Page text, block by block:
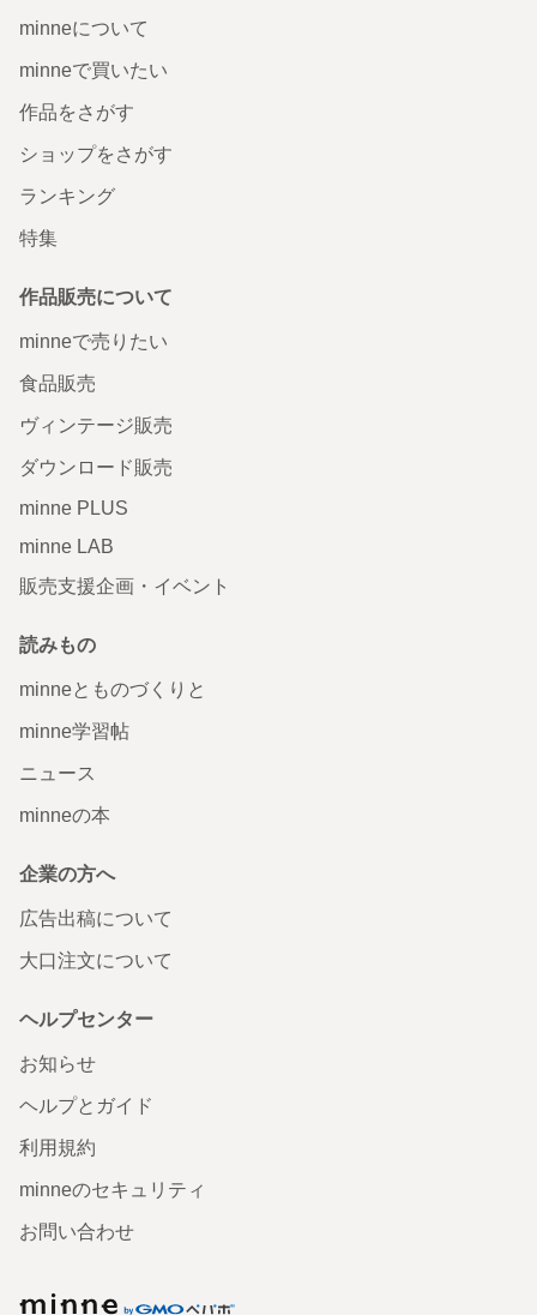
minneについて
minneで買いたい
作品をさがす
ショップをさがす
ランキング
特集
作品販売について
minneで売りたい
食品販売
ヴィンテージ販売
ダウンロード販売
minne PLUS
minne LAB
販売支援企画・イベント
読みもの
minneとものづくりと
minne学習帖
ニュース
minneの本
企業の方へ
広告出稿について
大口注文について
ヘルプセンター
お知らせ
ヘルプとガイド
利用規約
minneのセキュリティ
お問い合わせ